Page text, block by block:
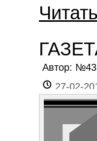
Автор:
27-02-